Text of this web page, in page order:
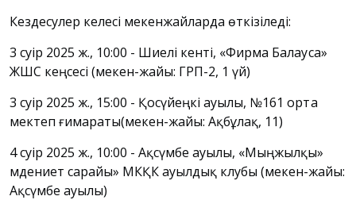
Кездесулер келесі мекенжайларда өткізіледі:
3 сәуір 2025 ж., 10:00 - Шиелі кенті, «Фирма Балауса»
ЖШС кеңсесі (мекен-жайы: ГРП-2, 1 үй)
3 сәуір 2025 ж., 15:00 - Қосүйеңкі ауылы, №161 орта
мектеп ғимараты(мекен-жайы: Ақбұлақ, 11)
4 сәуір 2025 ж., 10:00 - Ақсүмбе ауылы, «Мыңжылқы»
мәдениет сарайы» МКҚК ауылдық клубы (мекен-жайы:
Ақсүмбе ауылы)